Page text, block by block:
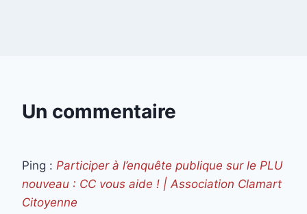
Un commentaire
Ping : Participer à l’enquête publique sur le PLU
nouveau : CC vous aide ! | Association Clamart
Citoyenne